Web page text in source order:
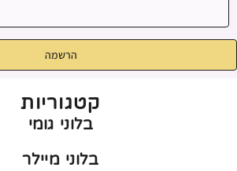
הרשמה
קטגוריות
בלוני גומי
בלוני מיילר